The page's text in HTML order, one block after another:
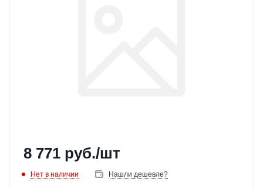
8 771 руб./шт
Нет в наличии Нашли дешевле?